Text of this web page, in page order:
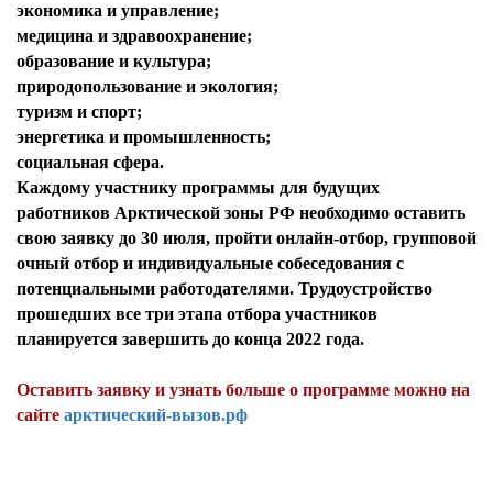
экономика и управление;
медицина и здравоохранение;
образование и культура;
природопользование и экология;
туризм и спорт;
энергетика и промышленность;
социальная сфера.
Каждому участнику программы для будущих
работников Арктической зоны РФ необходимо оставить
свою заявку до 30 июля, пройти онлайн-отбор, групповой
очный отбор и индивидуальные собеседования с
потенциальными работодателями. Трудоустройство
прошедших все три этапа отбора участников
планируется завершить до конца 2022 года.
Оставить заявку и узнать больше о программе можно на
сайте арктический-вызов.рф